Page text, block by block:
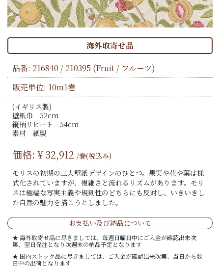
海外取寄せ品
品番: 216840 / 210395 (Fruit / フルーツ)
販売単位: 10m1巻
(イギリス製)
壁紙巾 52cm
縦柄リピート 54cm
素材 紙製
価格: ¥32,912 /巻(税込み)
モリスの初期の三大壁紙デザインのひとつ。果実や花や葉は様
式化されていますが、複雑さと流れるリズムがあります。モリ
スは極端な写実主義や規則性のどちらにも反対し、いきいきし
た自然の魅力を描こうとしました。
お支払い及び納品について
★ 海外取寄せ品に尽きましては、毎週日曜日中にご入金が確認出来次
第、翌日発注となり次週末の納品予定となります
★ 国内ストック品に尽きましては、ご入金が確認出来次第、当日から数
日中の出荷となります